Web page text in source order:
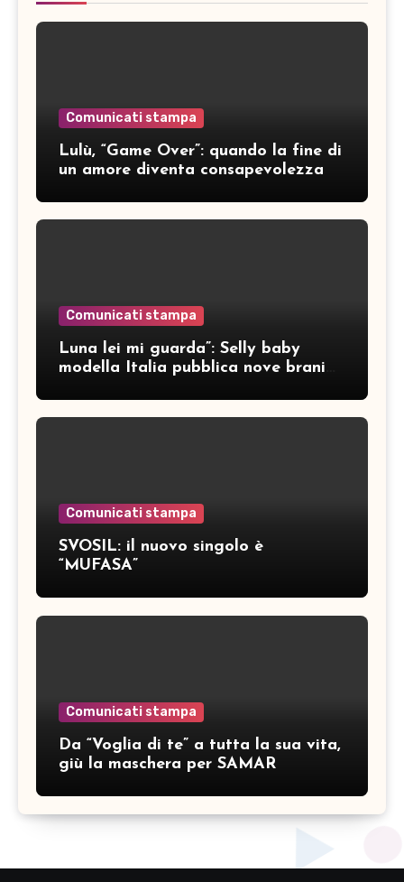
Comunicati stampa
Lulù, “Game Over”: quando la fine di
un amore diventa consapevolezza
Comunicati stampa
Luna lei mi guarda”: Selly baby
modella Italia pubblica nove brani
Comunicati stampa
SVOSIL: il nuovo singolo è
“MUFASA”
Comunicati stampa
Da “Voglia di te” a tutta la sua vita,
giù la maschera per SAMAR